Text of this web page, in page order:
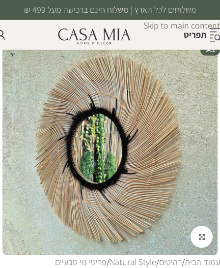
Skip to navigation
Skip to main content
משלוחים לכל הארץ | משלוח חינם ברכישה מעל 499 ₪
תפריט
SALE
לחצו להגדלה
עמוד הבית/רהיטים/
Natural Style
/פריטי נוי טבעיים